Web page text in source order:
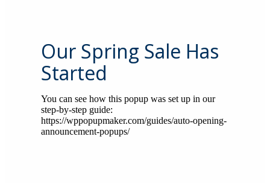
Our Spring Sale Has
Started
You can see how this popup was set up in our
step-by-step guide:
https://wppopupmaker.com/guides/auto-opening-
announcement-popups/